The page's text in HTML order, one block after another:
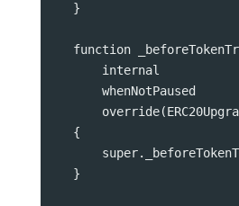
    }
function
        internal
        whenNotPaused
    {
    }